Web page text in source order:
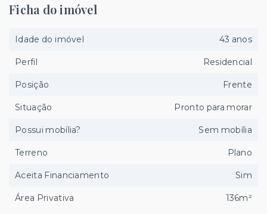
Ficha do imóvel
Idade do imóvel 43 anos
Perfil Residencial
Posição Frente
Situação Pronto para morar
Possui mobília? Sem mobília
Terreno Plano
Aceita Financiamento Sim
Área Privativa 136m²